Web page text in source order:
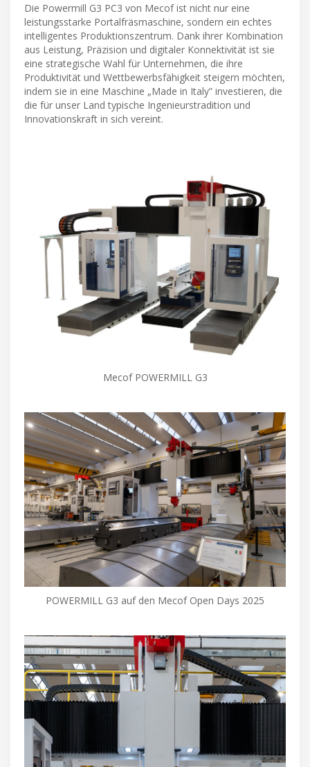
Die Powermill G3 PC3 von Mecof ist nicht nur eine
leistungsstarke Portalfräsmaschine, sondern ein echtes
intelligentes Produktionszentrum. Dank ihrer Kombination
aus Leistung, Präzision und digitaler Konnektivität ist sie
eine strategische Wahl für Unternehmen, die ihre
Produktivität und Wettbewerbsfähigkeit steigern möchten,
indem sie in eine Maschine „Made in Italy” investieren, die
die für unser Land typische Ingenieurstradition und
Innovationskraft in sich vereint.
Mecof POWERMILL G3
POWERMILL G3 auf den Mecof Open Days 2025